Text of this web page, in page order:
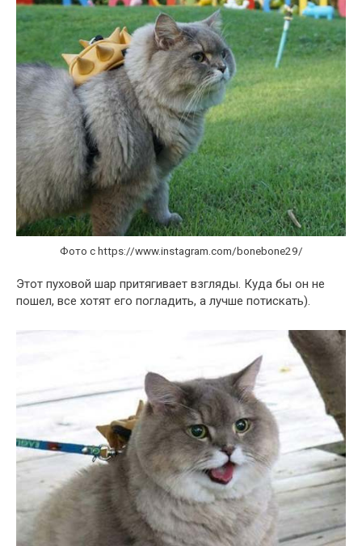
Фото с https://www.instagram.com/bonebone29/
Этот пуховой шар притягивает взгляды. Куда бы он не
пошел, все хотят его погладить, а лучше потискать).